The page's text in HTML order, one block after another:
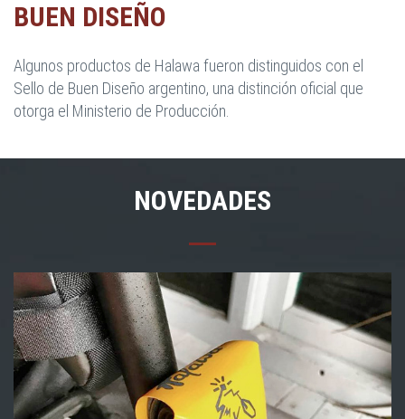
BUEN DISEÑO
Algunos productos de Halawa fueron distinguidos con el
Sello de Buen Diseño argentino, una distinción oficial que
otorga el Ministerio de Producción.
NOVEDADES